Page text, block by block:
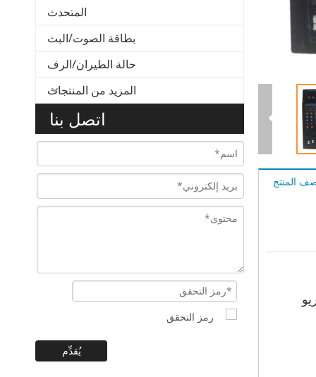
المتحدث
بطاقة الصوت/البث
حالة الطيران/الرف
المزيد من المنتجات
اتصل بنا
يُقدِّم
المنتج